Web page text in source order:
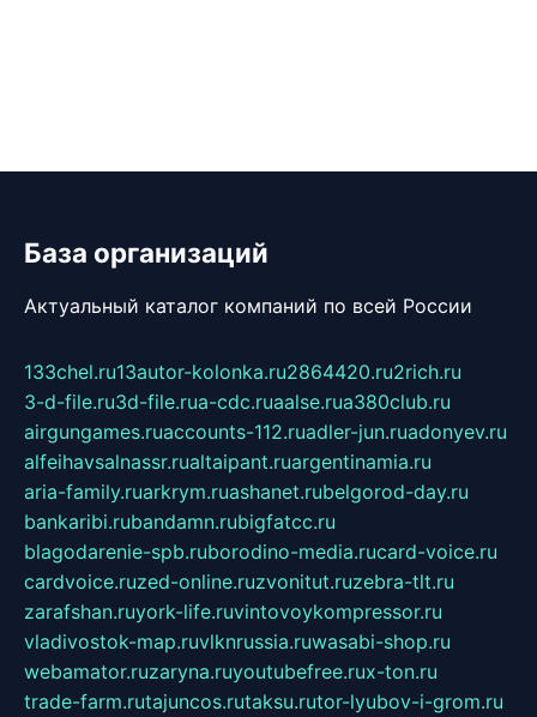
База организаций
Актуальный каталог компаний по всей России
133chel.ru13autor-kolonka.ru2864420.ru2rich.ru
3-d-file.ru3d-file.rua-cdc.ruaalse.rua380club.ru
airgungames.ruaccounts-112.ruadler-jun.ruadonyev.ru
alfeihavsalnassr.rualtaipant.ruargentinamia.ru
aria-family.ruarkrym.ruashanet.rubelgorod-day.ru
bankaribi.rubandamn.rubigfatcc.ru
blagodarenie-spb.ruborodino-media.rucard-voice.ru
cardvoice.ruzed-online.ruzvonitut.ruzebra-tlt.ru
zarafshan.ruyork-life.ruvintovoykompressor.ru
vladivostok-map.ruvlknrussia.ruwasabi-shop.ru
webamator.ruzaryna.ruyoutubefree.rux-ton.ru
trade-farm.rutajuncos.rutaksu.rutor-lyubov-i-grom.ru